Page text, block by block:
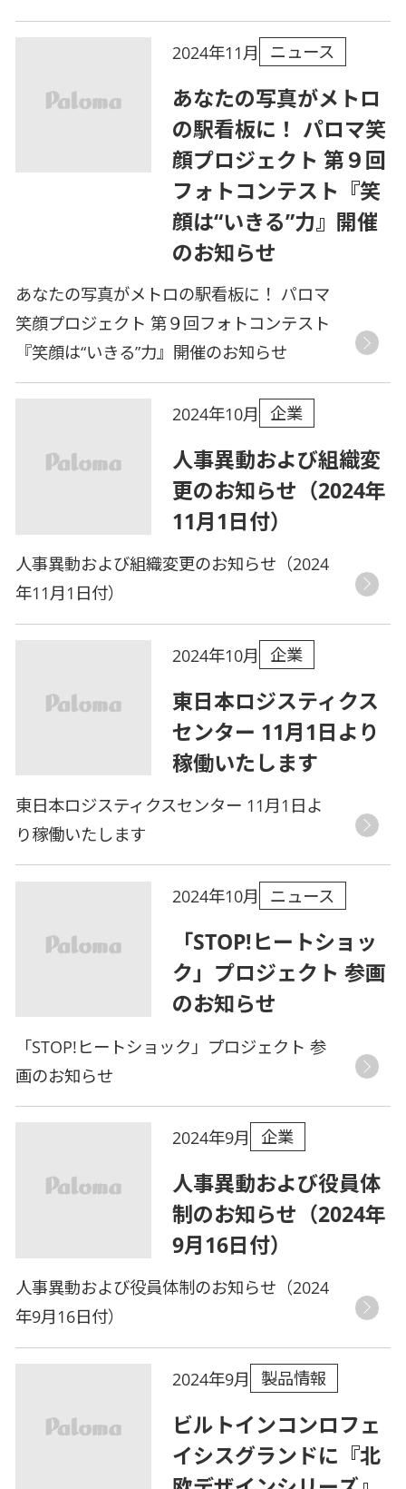
2024年11月 ニュース
あなたの写真がメトロ
の駅看板に！ パロマ笑
顔プロジェクト 第９回
フォトコンテスト『笑
顔は“いきる”力』開催
のお知らせ
あなたの写真がメトロの駅看板に！ パロマ
笑顔プロジェクト 第９回フォトコンテスト
『笑顔は“いきる”力』開催のお知らせ
2024年10月 企業
人事異動および組織変
更のお知らせ（2024年
11月1日付）
人事異動および組織変更のお知らせ（2024
年11月1日付）
2024年10月 企業
東日本ロジスティクス
センター 11月1日より
稼働いたします
東日本ロジスティクスセンター 11月1日よ
り稼働いたします
2024年10月 ニュース
「STOP!ヒートショッ
ク」プロジェクト 参画
のお知らせ
「STOP!ヒートショック」プロジェクト 参
画のお知らせ
2024年9月 企業
人事異動および役員体
制のお知らせ（2024年
9月16日付）
人事異動および役員体制のお知らせ（2024
年9月16日付）
2024年9月 製品情報
ビルトインコンロフェ
イシスグランドに『北